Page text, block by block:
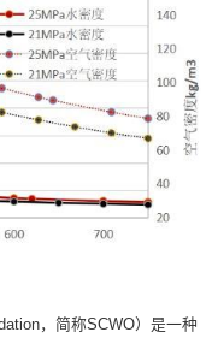
，简称SCWO）是一种